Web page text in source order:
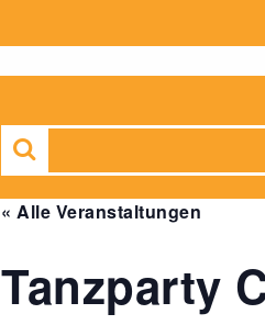
« Alle Veranstaltungen
Tanzparty